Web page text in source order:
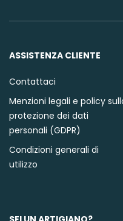
ASSISTENZA CLIENTE
Contattaci
Menzioni legali e policy
protezione dei dati
personali (GDPR)
Condizioni generali di
utilizzo